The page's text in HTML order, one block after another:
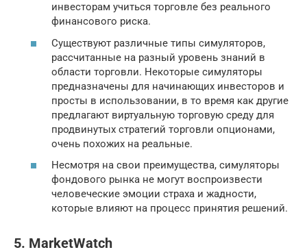
инвесторам учиться торговле без реального
финансового риска.
Существуют различные типы симуляторов,
рассчитанные на разный уровень знаний в
области торговли. Некоторые симуляторы
предназначены для начинающих инвесторов и
просты в использовании, в то время как другие
предлагают виртуальную торговую среду для
продвинутых стратегий торговли опционами,
очень похожих на реальные.
Несмотря на свои преимущества, симуляторы
фондового рынка не могут воспроизвести
человеческие эмоции страха и жадности,
которые влияют на процесс принятия решений.
5. MarketWatch